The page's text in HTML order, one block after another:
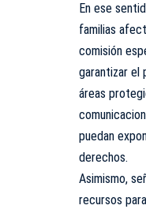
En ese
familias
comisión
garantizar el
áreas
puedan
derechos.
Asimismo,
recursos